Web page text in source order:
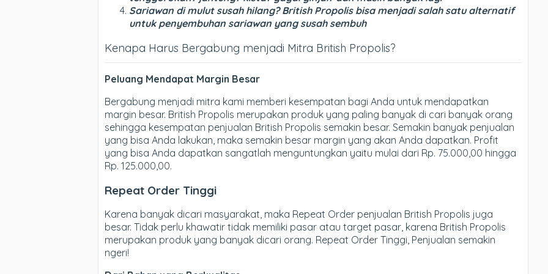
Sariawan di mulut susah hilang? British Propolis bisa menjadi salah satu alternatif
untuk penyembuhan sariawan yang susah sembuh
Kenapa Harus Bergabung menjadi Mitra British Propolis?
Peluang Mendapat Margin Besar
Bergabung menjadi mitra kami memberi kesempatan bagi Anda untuk mendapatkan
margin besar. British Propolis merupakan produk yang paling banyak di cari banyak orang
sehingga kesempatan penjualan British Propolis semakin besar. Semakin banyak penjualan
yang bisa Anda lakukan, maka semakin besar margin yang akan Anda dapatkan. Profit
yang bisa Anda dapatkan sangatlah menguntungkan yaitu mulai dari Rp. 75.000,00 hingga
Rp. 125.000,00.
Repeat Order Tinggi
Karena banyak dicari masyarakat, maka Repeat Order penjualan British Propolis juga
besar. Tidak perlu khawatir tidak memiliki pasar atau target pasar, karena British Propolis
merupakan produk yang banyak dicari orang. Repeat Order Tinggi, Penjualan semakin
ngeri!